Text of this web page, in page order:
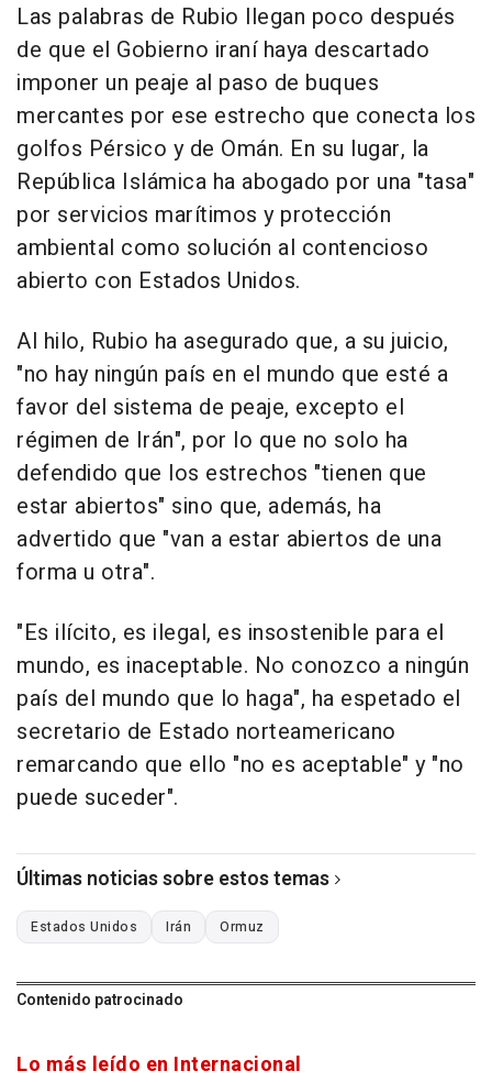
Las palabras de Rubio llegan poco después
de que el Gobierno iraní haya descartado
imponer un peaje al paso de buques
mercantes por ese estrecho que conecta los
golfos Pérsico y de Omán. En su lugar, la
República Islámica ha abogado por una "tasa"
por servicios marítimos y protección
ambiental como solución al contencioso
abierto con Estados Unidos.
Al hilo, Rubio ha asegurado que, a su juicio,
"no hay ningún país en el mundo que esté a
favor del sistema de peaje, excepto el
régimen de Irán", por lo que no solo ha
defendido que los estrechos "tienen que
estar abiertos" sino que, además, ha
advertido que "van a estar abiertos de una
forma u otra".
"Es ilícito, es ilegal, es insostenible para el
mundo, es inaceptable. No conozco a ningún
país del mundo que lo haga", ha espetado el
secretario de Estado norteamericano
remarcando que ello "no es aceptable" y "no
puede suceder".
Últimas noticias sobre estos temas
Estados Unidos Irán Ormuz
Contenido patrocinado
Lo más leído en Internacional